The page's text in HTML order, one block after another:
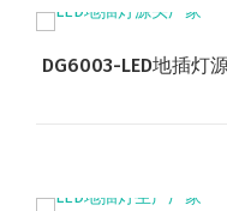
DG6003-LED地插灯